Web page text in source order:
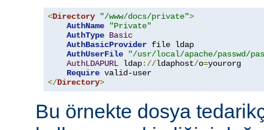
<Directory "/www/docs/private">
AuthName
"Private"
AuthType Basic
AuthBasicProvider file ldap
AuthUserFile
"/usr/local/apache/passwd/
AuthLDAPURL ldap://ldaphost/o=yourorg
Require
</Directory>
Bu örnekte dosya